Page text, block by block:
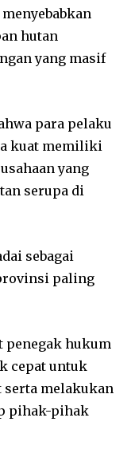
hutan
yang masif
para pelaku
kuat memiliki
yang
serupa di
sebagai
paling
penegak hukum
cepat untuk
melakukan
pihak-pihak